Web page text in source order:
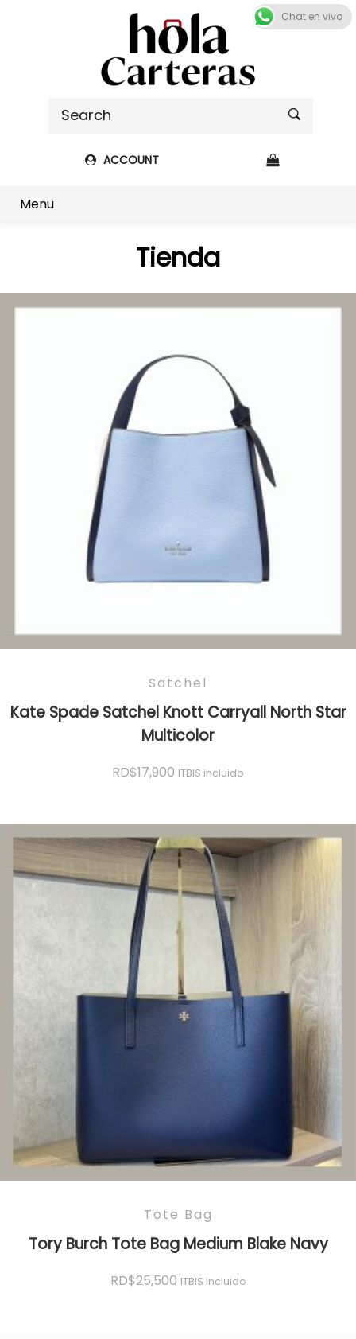
ACCOUNT
Menu
Tienda
Satchel
Kate Spade Satchel Knott Carryall North Star
Multicolor
RD$17,900 ITBIS incluido
Tote Bag
Tory Burch Tote Bag Medium Blake Navy
RD$25,500 ITBIS incluido
Chat en vivo